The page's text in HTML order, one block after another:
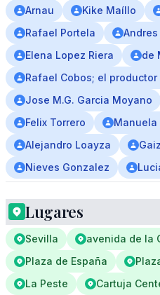
Arnau
Kike Maíllo
Rafael Portela
Andres
Elena Lopez Riera
de
Rafael Cobos; el
Jose M.G. Garcia Moyano
Felix Torrero
Manuela
Alejandro Loayza
Nieves Gonzalez
Lugares
Sevilla
avenida de la
Plaza de España
La Peste
Cartuja